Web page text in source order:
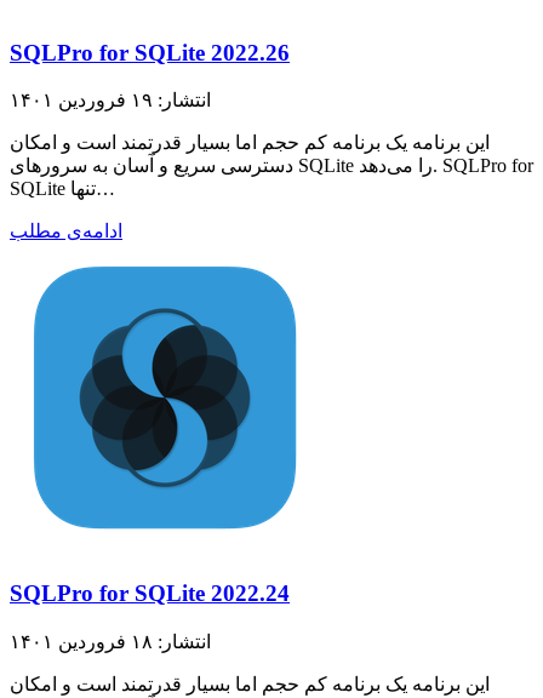
SQLPro for SQLite 2022.26
انتشار: ۱۹ فروردین ۱۴۰۱
این برنامه یک برنامه کم حجم اما بسیار قدرتمند است و امکان
دسترسی سریع و آسان به سرورهای SQLite را می‌دهد. SQLPro for
SQLite تنها…
ادامه‌ی مطلب
SQLPro for SQLite 2022.24
انتشار: ۱۸ فروردین ۱۴۰۱
این برنامه یک برنامه کم حجم اما بسیار قدرتمند است و امکان